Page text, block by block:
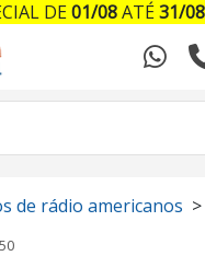
de rádio americanos
DE01/08ATÉ31/08